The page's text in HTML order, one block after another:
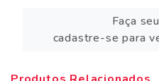
Faça
cadastre-se para